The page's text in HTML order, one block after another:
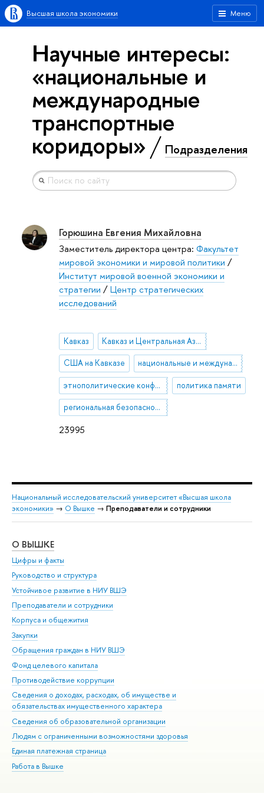
Меню
Высшая школа экономики
Научные интересы:
«национальные и
международные
транспортные
коридоры» Подразделения
23995
Горюшина Евгения Михайловна
Заместитель директора центра: Факультет
мировой экономики и мировой политики /
Институт мировой военной экономики и
стратегии /Центр стратегических
исследований
Кавказ Кавказ и Центральная Азия
США на Кавказе национальные и международные транспортные коридоры
этнополитические конфликты политика памяти
региональная безопасность
Национальный исследовательский университет «Высшая школа
экономики» → О Вышке → Преподаватели и сотрудники
О ВЫШКЕ
Цифры и факты
Руководство и структура
Устойчивое развитие в НИУ ВШЭ
Преподаватели и сотрудники
Корпуса и общежития
Закупки
Обращения граждан в НИУ ВШЭ
Фонд целевого капитала
Противодействие коррупции
Сведения о доходах, расходах, об имуществе и
обязательствах имущественного характера
Сведения об образовательной организации
Людям с ограниченными возможностями здоровья
Единая платежная страница
Работа в Вышке